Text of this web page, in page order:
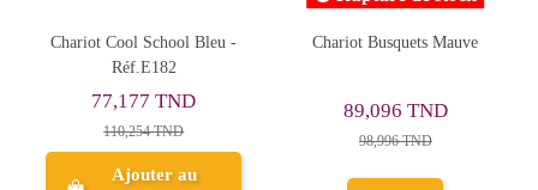
Chariot Busquets Mauve
89,096 TND
98,996 TND
Chariot Busquets Bleu Clair
140,372 TND
Ajouter au